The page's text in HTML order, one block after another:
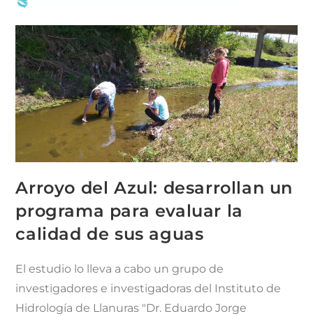
Arroyo del Azul: desarrollan un
programa para evaluar la
calidad de sus aguas
El estudio lo lleva a cabo un grupo de
investigadores e investigadoras del Instituto de
Hidrología de Llanuras "Dr. Eduardo Jorge